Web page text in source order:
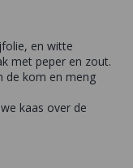
en witte
met peper en zout.
de kom en meng
kaas over de